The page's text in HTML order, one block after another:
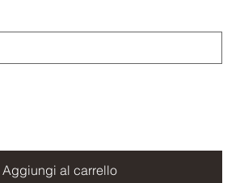
Aggiungi al carrello